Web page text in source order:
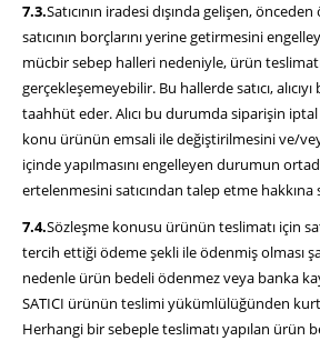
7.3.Satıcının iradesi dışında gelişen,
satıcının borçlarını yerine getirmesini
mücbir sebep halleri nedeniyle, ürün
gerçekleşemeyebilir. Bu hallerde satıcı,
taahhüt eder. Alıcı bu durumda siparişin
konu ürünün emsali ile değiştirilmesini ve/
içinde yapılmasını engelleyen durumun
ertelenmesini satıcından talep etme hakkına
7.4.Sözleşme konusu ürünün teslimatı için
tercih ettiği ödeme şekli ile ödenmiş olması
nedenle ürün bedeli ödenmez veya banka
SATICI ürünün teslimi yükümlülüğünden
Herhangi bir sebeple teslimatı yapılan ürün